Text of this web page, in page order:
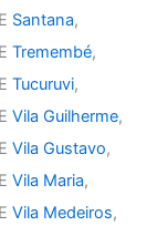
Santana,
Tremembé,
Tucuruvi,
Vila Guilherme,
Vila Gustavo,
Vila Maria,
Vila Medeiros,